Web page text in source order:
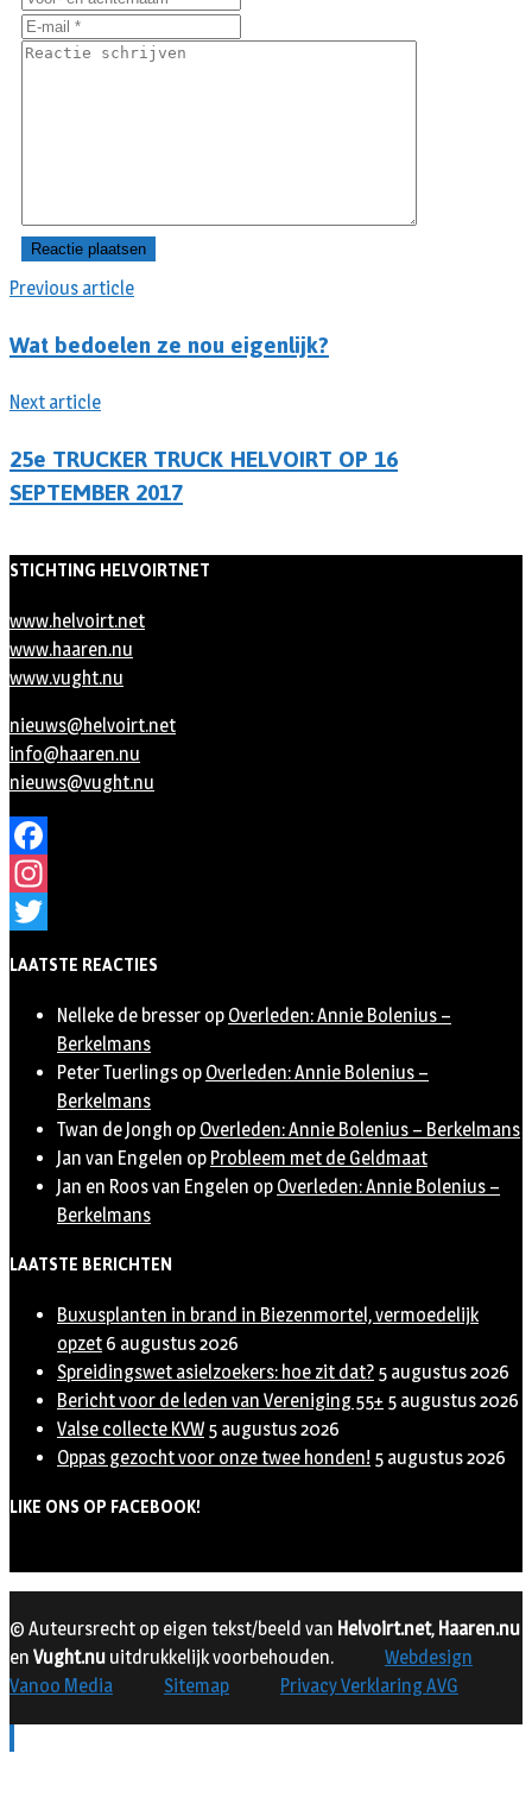
Previous article
Wat bedoelen ze nou eigenlijk?
Next article
25e TRUCKER TRUCK HELVOIRT OP 16
SEPTEMBER 2017
STICHTING HELVOIRTNET
www.helvoirt.net
www.haaren.nu
www.vught.nu
nieuws@helvoirt.net
info@haaren.nu
nieuws@vught.nu
Facebook
Instagram
LAATSTE REACTIES
Nelleke de bresser op Overleden: Annie Bolenius –
Berkelmans
Peter Tuerlings op Overleden: Annie Bolenius –
Berkelmans
Twan de Jongh op Overleden: Annie Bolenius – Berkelmans
Jan van Engelen op Probleem met de Geldmaat
Jan en Roos van Engelen op Overleden: Annie Bolenius –
Berkelmans
LAATSTE BERICHTEN
Buxusplanten in brand in Biezenmortel, vermoedelijk
opzet 6 augustus 2026
Spreidingswet asielzoekers: hoe zit dat? 5 augustus 2026
Bericht voor de leden van Vereniging 55+ 5 augustus 2026
Valse collecte KVW 5 augustus 2026
Oppas gezocht voor onze twee honden! 5 augustus 2026
LIKE ONS OP FACEBOOK!
© Auteursrecht op eigen tekst/beeld van Helvoirt.net, Haaren.nu
en Vught.nu uitdrukkelijk voorbehouden.
Webdesign
Vanoo Media
Sitemap Privacy Verklaring AVG